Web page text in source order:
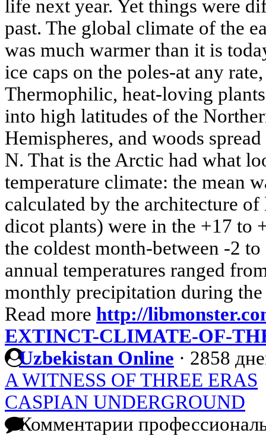
life next year. Yet things were
past. The global climate of the
was much warmer than it is
ice caps on the poles-at any
Thermophilic, heat-loving
into high latitudes of the
Hemispheres, and woods
N. That is the Arctic had what
temperature climate: the mean
calculated by the architecture
dicot plants) were in the +17 to
the coldest month-between -2
annual temperatures ranged
monthly precipitation during
Read more http://
EXTINCT-CLIMATE-OF-
Uzbekistan Online · 2858
A WITNESS OF THREE ERAS
CASPIAN UNDERGROUND
Комментарии